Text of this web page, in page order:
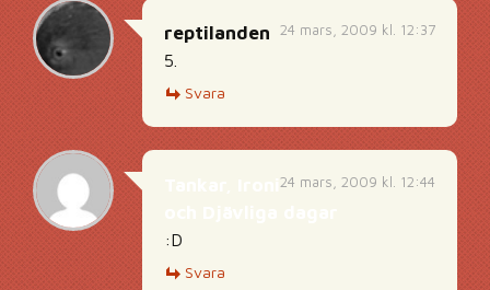
24 mars, 2009 kl. 12:37
reptilanden
5.
Svara
24 mars, 2009 kl. 12:44
:D
Svara